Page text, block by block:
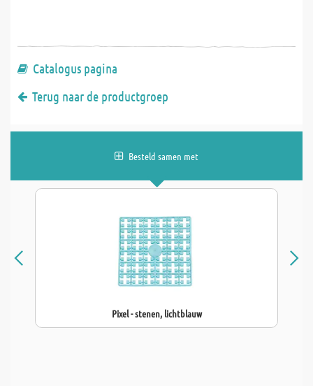
Catalogus pagina
Terug naar de productgroep
Besteld samen met
Pixel - stenen, lichtblauw